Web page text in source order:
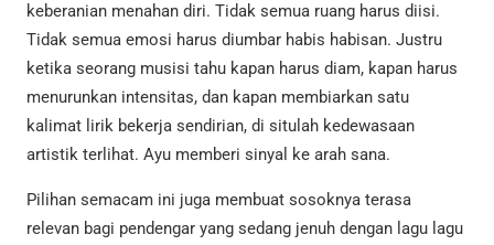
keberanian menahan diri. Tidak semua ruang harus diisi.
Tidak semua emosi harus diumbar habis habisan. Justru
ketika seorang musisi tahu kapan harus diam, kapan harus
menurunkan intensitas, dan kapan membiarkan satu
kalimat lirik bekerja sendirian, di situlah kedewasaan
artistik terlihat. Ayu memberi sinyal ke arah sana.
Pilihan semacam ini juga membuat sosoknya terasa
relevan bagi pendengar yang sedang jenuh dengan lagu lagu